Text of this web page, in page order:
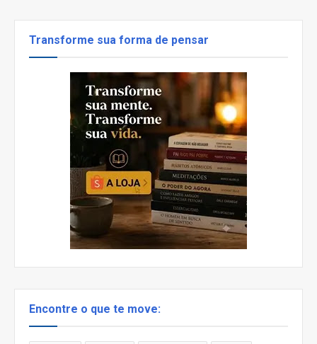
Transforme sua forma de pensar
Encontre o que te move: